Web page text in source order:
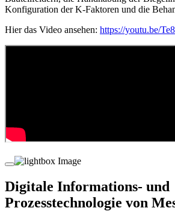
Konfiguration der K-Faktoren und die
Hier das Video ansehen: https://youtu.be/
Digitale Informations- und
Prozesstechnologie von